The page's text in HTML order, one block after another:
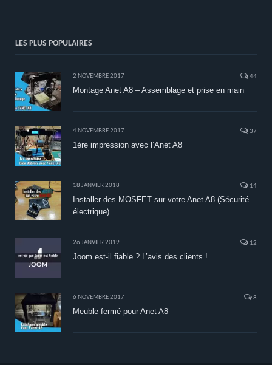
LES PLUS POPULAIRES
2 NOVEMBRE 2017 44
Montage Anet A8 – Assemblage et prise en main
4 NOVEMBRE 2017 37
1ère impression avec l’Anet A8
18 JANVIER 2018 14
Installer des MOSFET sur votre Anet A8 (Sécurité
électrique)
26 JANVIER 2019 12
Joom est-il fiable ? L’avis des clients !
6 NOVEMBRE 2017 8
Meuble fermé pour Anet A8